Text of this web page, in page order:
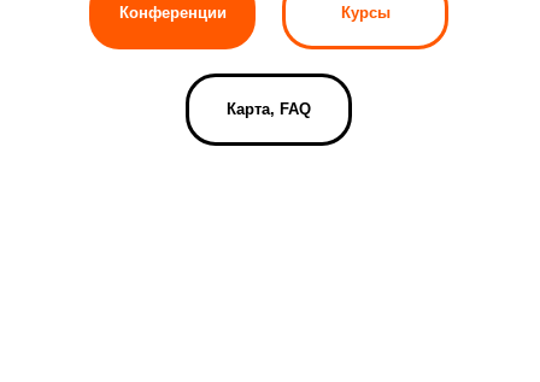
Конференции Курсы
Карта, FAQ